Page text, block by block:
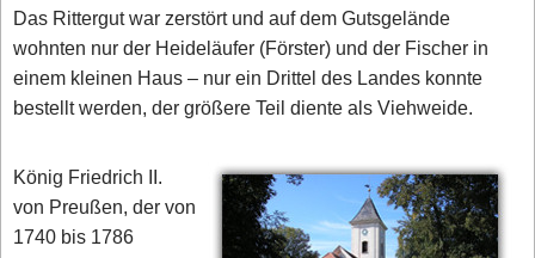
Das Rittergut war zerstört und auf dem Gutsgelände
wohnten nur der Heideläufer (Förster) und der Fischer in
einem kleinen Haus – nur ein Drittel des Landes konnte
bestellt werden, der größere Teil diente als Viehweide.
König Friedrich II.
von Preußen, der von
1740 bis 1786